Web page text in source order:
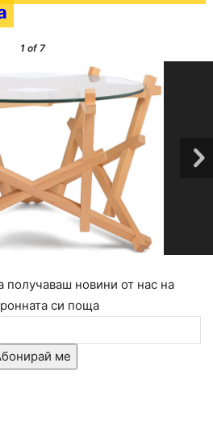
1of 7
получаваш новини от нас на
си поща
ме